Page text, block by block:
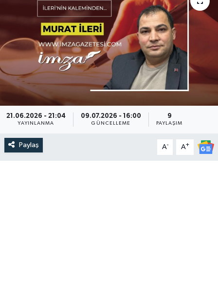
21.06.2026 - 21:04
YAYINLANMA
09.07.2026 - 16:00
GÜNCELLEME
9
PAYLAŞIM
Paylaş A- A+
DEVREK
DÜZCE
EREĞLİ
GÖKÇEBEY
KARABÜK
KASTAMONU